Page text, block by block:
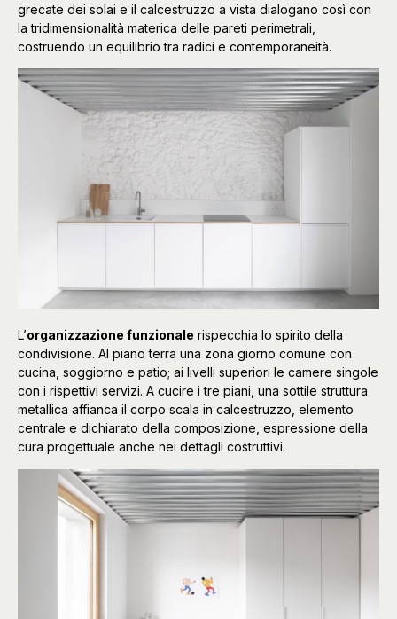
grecate dei solai e il calcestruzzo a vista dialogano così con
la tridimensionalità materica delle pareti perimetrali,
costruendo un equilibrio tra radici e contemporaneità.
L’organizzazione funzionale rispecchia lo spirito della
condivisione. Al piano terra una zona giorno comune con
cucina, soggiorno e patio; ai livelli superiori le camere singole
con i rispettivi servizi. A cucire i tre piani, una sottile struttura
metallica affianca il corpo scala in calcestruzzo, elemento
centrale e dichiarato della composizione, espressione della
cura progettuale anche nei dettagli costruttivi.